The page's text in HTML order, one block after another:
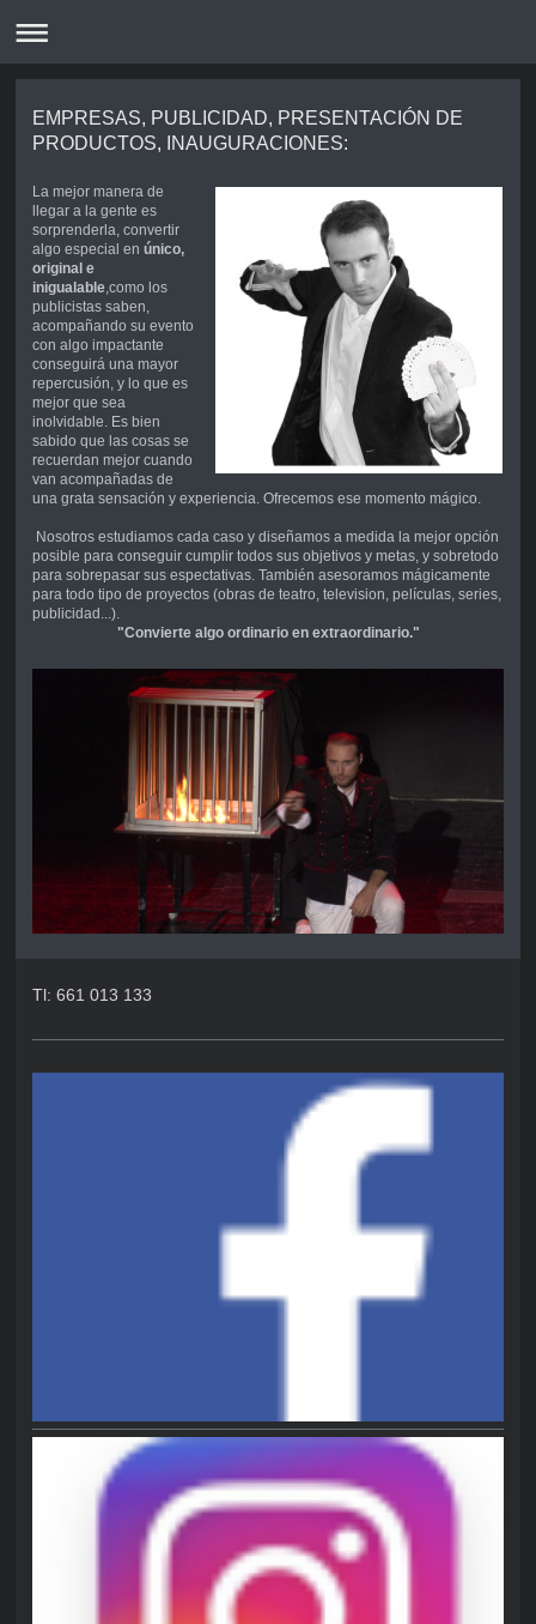
EMPRESAS, PUBLICIDAD, PRESENTACIÓN DE
PRODUCTOS, INAUGURACIONES:
La mejor manera de
llegar a la gente es
sorprenderla, convertir
algo especial en único,
original e
inigualable,como los
publicistas saben,
acompañando su evento
con algo impactante
conseguirá una mayor
repercusión, y lo que es
mejor que sea
inolvidable. Es bien
sabido que las cosas se
recuerdan mejor cuando
van acompañadas de
una grata sensación y experiencia. Ofrecemos ese momento mágico.
Nosotros estudiamos cada caso y diseñamos a medida la mejor opción
posible para conseguir cumplir todos sus objetivos y metas, y sobretodo
para sobrepasar sus espectativas. También asesoramos mágicamente
para todo tipo de proyectos (obras de teatro, television, películas, series,
publicidad...).
"Convierte algo ordinario en extraordinario."
Tl: 661 013 133